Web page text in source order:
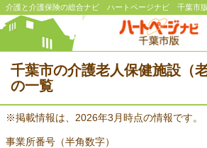
介護と介護保険の総合ナビ ハートページナビ 千葉市版
千葉市の介護老人保健施設（
の一覧
※掲載情報は、2026年3月時点の情報です。
事業所番号（半角数字）